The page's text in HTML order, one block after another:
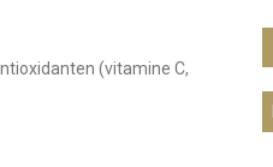
(vitamine C,